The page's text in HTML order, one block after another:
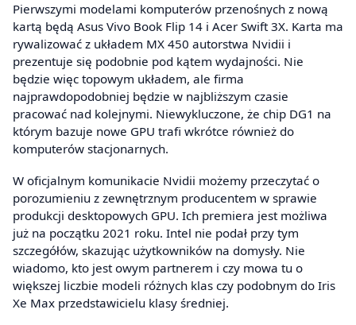
Pierwszymi modelami komputerów przenośnych z nową
kartą będą Asus Vivo Book Flip 14 i Acer Swift 3X. Karta ma
rywalizować z układem MX 450 autorstwa Nvidii i
prezentuje się podobnie pod kątem wydajności. Nie
będzie więc topowym układem, ale firma
najprawdopodobniej będzie w najbliższym czasie
pracować nad kolejnymi. Niewykluczone, że chip DG1 na
którym bazuje nowe GPU trafi wkrótce również do
komputerów stacjonarnych.
W oficjalnym komunikacie Nvidii możemy przeczytać o
porozumieniu z zewnętrznym producentem w sprawie
produkcji desktopowych GPU. Ich premiera jest możliwa
już na początku 2021 roku. Intel nie podał przy tym
szczegółów, skazując użytkowników na domysły. Nie
wiadomo, kto jest owym partnerem i czy mowa tu o
większej liczbie modeli różnych klas czy podobnym do Iris
Xe Max przedstawicielu klasy średniej.